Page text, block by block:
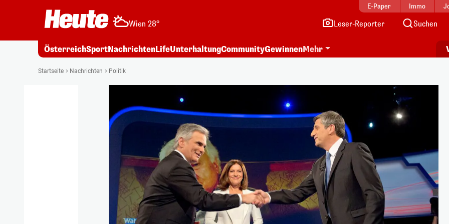
E-Paper Immo
Wien 28° Leser-Reporter Suchen
ÖsterreichSportNachrichtenLifeUnterhaltungCommunityGewinnenMehr
Startseite Nachrichten Politik